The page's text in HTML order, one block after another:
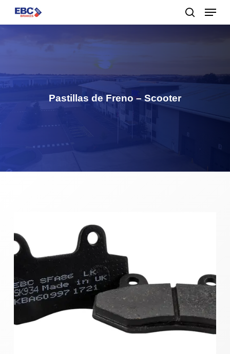
Skip
buscar
Menu
Pastillas de Freno – Scooter